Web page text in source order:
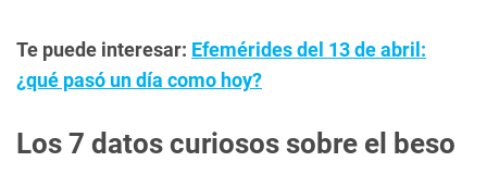
Te puede interesar: Efemérides del 13 de abril:
¿qué pasó un día como hoy?
Los 7 datos curiosos sobre el beso